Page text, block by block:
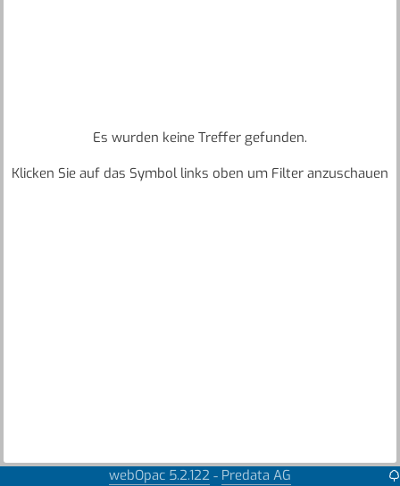
Es wurden keine Treffer gefunden.
Klicken Sie auf das Symbol links oben um Filter anzuschauen
webOpac 5.2.122 - Predata AG